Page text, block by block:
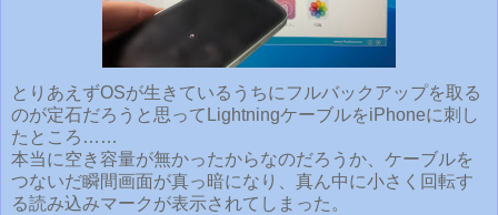
とりあえずOSが生きているうちにフルバックアップを取る
のが定石だろうと思ってLightningケーブルをiPhoneに刺し
たところ……
本当に空き容量が無かったからなのだろうか、ケーブルを
つないだ瞬間画面が真っ暗になり、真ん中に小さく回転す
る読み込みマークが表示されてしまった。